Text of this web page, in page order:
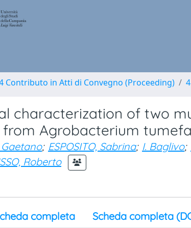
Contributo in Atti di Convegno (Proceeding)
characterization of two
from Agrobacterium
Gaetano; ESPOSITO, Sabrina; I. Baglivo;
Roberto
completa Scheda completa